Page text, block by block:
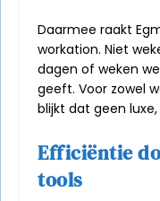
Daarmee raakt
workation. Niet
dagen of weken
geeft. Voor zowel
blijkt dat geen
Efficiëntie
tools